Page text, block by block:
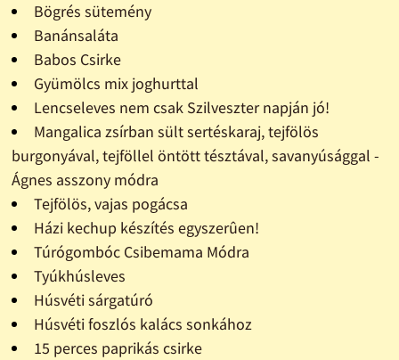
Bögrés sütemény
Banánsaláta
Babos Csirke
Gyümölcs mix joghurttal
Lencseleves nem csak Szilveszter napján jó!
Mangalica zsírban sült sertéskaraj, tejfölös
burgonyával, tejföllel öntött tésztával, savanyúsággal -
Ágnes asszony módra
Tejfölös, vajas pogácsa
Házi kechup készítés egyszerûen!
Túrógombóc Csibemama Módra
Tyúkhúsleves
Húsvéti sárgatúró
Húsvéti foszlós kalács sonkához
15 perces paprikás csirke